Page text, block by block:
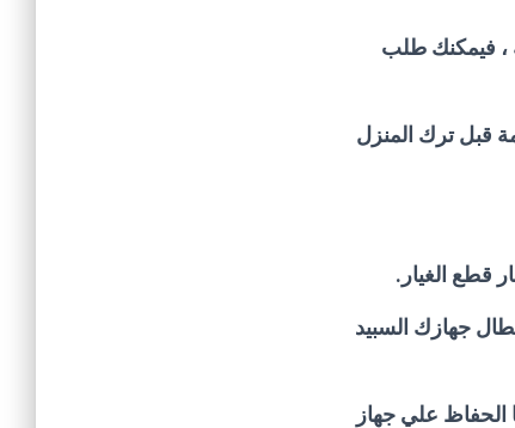
، فيمكنك طلب
قبل ترك المنزل
قطع الغيار.
جهازك السبيد
الحفاظ علي جهاز